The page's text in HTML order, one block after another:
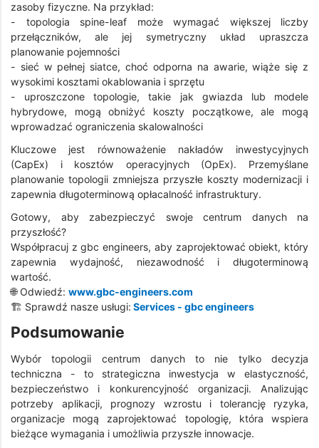
zasoby fizyczne. Na przykład:
- topologia spine-leaf może wymagać większej liczby
przełączników, ale jej symetryczny układ upraszcza
planowanie pojemności
- sieć w pełnej siatce, choć odporna na awarie, wiąże się z
wysokimi kosztami okablowania i sprzętu
- uproszczone topologie, takie jak gwiazda lub modele
hybrydowe, mogą obniżyć koszty początkowe, ale mogą
wprowadzać ograniczenia skalowalności
Kluczowe jest równoważenie nakładów inwestycyjnych
(CapEx) i kosztów operacyjnych (OpEx). Przemyślane
planowanie topologii zmniejsza przyszłe koszty modernizacji i
zapewnia długoterminową opłacalność infrastruktury.
Gotowy, aby zabezpieczyć swoje centrum danych na
przyszłość?
Współpracuj z gbc engineers, aby zaprojektować obiekt, który
zapewnia wydajność, niezawodność i długoterminową
wartość.
🌐 Odwiedź: www.gbc-engineers.com
🏗️ Sprawdź nasze usługi: Services - gbc engineers
Podsumowanie
Wybór topologii centrum danych to nie tylko decyzja
techniczna - to strategiczna inwestycja w elastyczność,
bezpieczeństwo i konkurencyjność organizacji. Analizując
potrzeby aplikacji, prognozy wzrostu i tolerancję ryzyka,
organizacje mogą zaprojektować topologię, która wspiera
bieżące wymagania i umożliwia przyszłe innowacje.